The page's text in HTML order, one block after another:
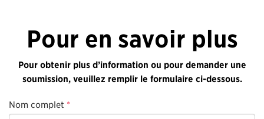
Pour en savoir plus
Pour obtenir plus d’information ou pour demander une
soumission, veuillez remplir le formulaire ci-dessous.
Nom complet *